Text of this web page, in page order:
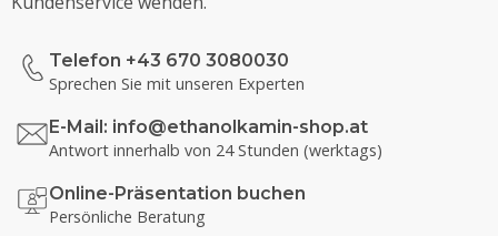
Telefon +43 670 3080030
Sprechen Sie mit unseren Experten
E-Mail: info@ethanolkamin-shop.at
Antwort innerhalb von 24 Stunden (werktags)
Online-Präsentation buchen
Persönliche Beratung